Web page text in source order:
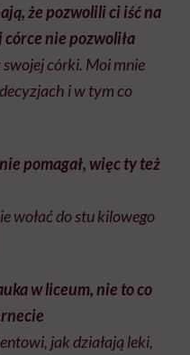
że pozwolili ci iść na
nie pozwoliła
córki. Moi mnie
i w tym co
pomagał, więc ty też
wołać do stu kilowego
w liceum, nie to co
jak działają leki,